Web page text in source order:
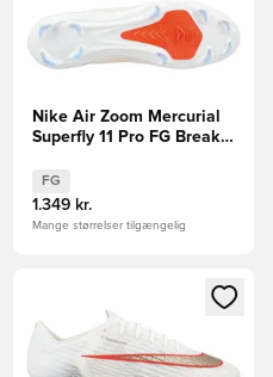
Nike Air Zoom Mercurial
Superfly 11 Pro FG Break
FG
1.349 kr.
Mange størrelser tilgængelig
eller tilmelde dig som
Åbner en Modal til at logge